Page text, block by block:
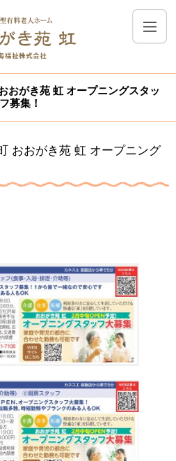
おがき苑 虹 オープニングスタッ
フ募集！
おおがき苑 虹 オープニング